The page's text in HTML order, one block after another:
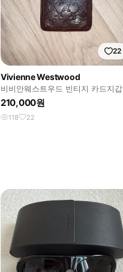
22
Vivienne Westwood
비비안웨스트우드 빈티지 카드지갑
210,000원
118 22